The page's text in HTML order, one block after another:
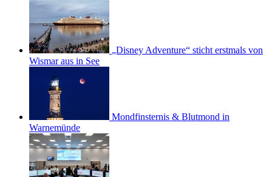
„Disney Adventure“ sticht erstmals von
Wismar aus in See
Mondfinsternis & Blutmond in
Warnemünde